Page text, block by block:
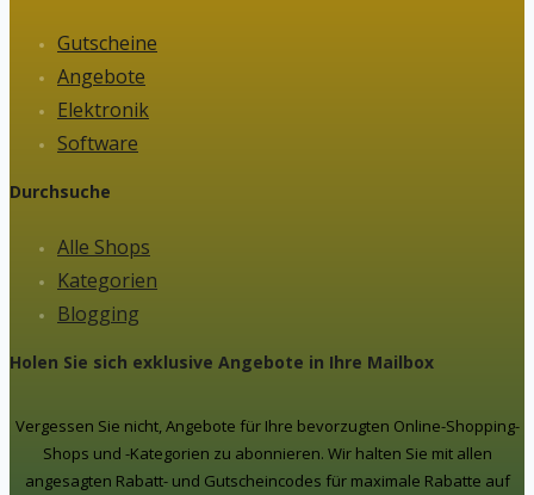
Gutscheine
Angebote
Elektronik
Software
Durchsuche
Alle Shops
Kategorien
Blogging
Holen Sie sich exklusive Angebote in Ihre Mailbox
Vergessen Sie nicht, Angebote für Ihre bevorzugten Online-Shopping-
Shops und -Kategorien zu abonnieren. Wir halten Sie mit allen
angesagten Rabatt- und Gutscheincodes für maximale Rabatte auf